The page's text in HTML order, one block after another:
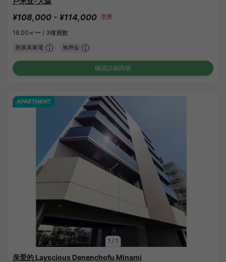
¥108,000 - ¥114,000 空房
18.00㎡〜 / 3樓層數
附家具家電 無押金
確認詳細內容
1 / 1
APARTMENT
亲爱的 Layscious Denenchofu Minami